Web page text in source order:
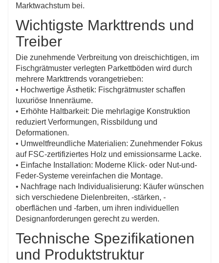
Marktwachstum bei.
Wichtigste Markttrends und
Treiber
Die zunehmende Verbreitung von dreischichtigen, im
Fischgrätmuster verlegten Parkettböden wird durch
mehrere Markttrends vorangetrieben:
• Hochwertige Ästhetik: Fischgrätmuster schaffen
luxuriöse Innenräume.
• Erhöhte Haltbarkeit: Die mehrlagige Konstruktion
reduziert Verformungen, Rissbildung und
Deformationen.
• Umweltfreundliche Materialien: Zunehmender Fokus
auf FSC-zertifiziertes Holz und emissionsarme Lacke.
• Einfache Installation: Moderne Klick- oder Nut-und-
Feder-Systeme vereinfachen die Montage.
• Nachfrage nach Individualisierung: Käufer wünschen
sich verschiedene Dielenbreiten, -stärken, -
oberflächen und -farben, um ihren individuellen
Designanforderungen gerecht zu werden.
Technische Spezifikationen
und Produktstruktur